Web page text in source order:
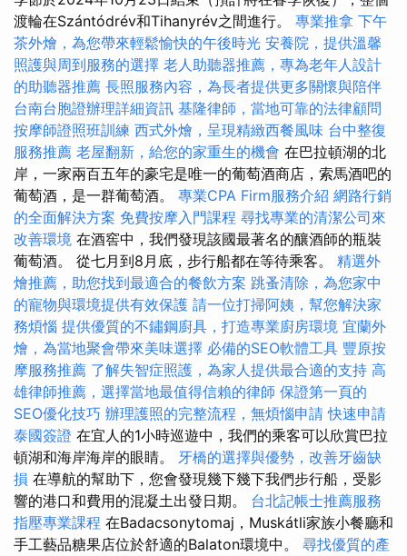
渡輪在Szántódrév和Tihanyrév之間進行。 專業推拿 下午
茶外燴，為您帶來輕鬆愉快的午後時光 安養院，提供溫馨
照護與周到服務的選擇 老人助聽器推薦，專為老年人設計
的助聽器推薦 長照服務內容，為長者提供更多關懷與陪伴
台南台胞證辦理詳細資訊 基隆律師，當地可靠的法律顧問
按摩師證照班訓練 西式外燴，呈現精緻西餐風味 台中整復
服務推薦 老屋翻新，給您的家重生的機會 在巴拉頓湖的北
岸，一家兩百五年的豪宅是唯一的葡萄酒商店，索馬酒吧的
葡萄酒，是一群葡萄酒。 專業CPA Firm服務介紹 網路行銷
的全面解決方案 免費按摩入門課程 尋找專業的清潔公司來
改善環境 在酒窖中，我們發現該國最著名的釀酒師的瓶裝
葡萄酒。 從七月到8月底，步行船都在等待乘客。 精選外
燴推薦，助您找到最適合的餐飲方案 跳蚤清除，為您家中
的寵物與環境提供有效保護 請一位打掃阿姨，幫您解決家
務煩惱 提供優質的不鏽鋼廚具，打造專業廚房環境 宜蘭外
燴，為當地聚會帶來美味選擇 必備的SEO軟體工具 豐原按
摩服務推薦 了解失智症照護，為家人提供最合適的支持 高
雄律師推薦，選擇當地最值得信賴的律師 保證第一頁的
SEO優化技巧 辦理護照的完整流程，無煩惱申請 快速申請
泰國簽證 在宜人的1小時巡遊中，我們的乘客可以欣賞巴拉
頓湖和海岸海岸的眼睛。 牙橋的選擇與優勢，改善牙齒缺
損 在導航的幫助下，您會發現幾下幾下我們步行船，受影
響的港口和費用的混凝土出發日期。 台北記帳士推薦服務
指壓專業課程 在Badacsonytomaj，Muskátli家族小餐廳和
手工藝品糖果店位於舒適的Balaton環境中。 尋找優質的產